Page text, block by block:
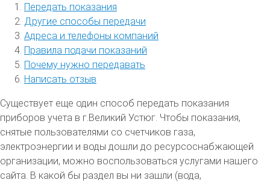
Передать показания
Другие способы передачи
Адреса и телефоны компаний
Правила подачи показаний
Почему нужно передавать
Написать отзыв
Существует еще один способ передать показания
приборов учета в г.Великий Устюг. Чтобы показания,
снятые пользователями со счетчиков газа,
электроэнергии и воды дошли до ресурсоснабжающей
организации, можно воспользоваться услугами нашего
сайта. В какой бы раздел вы ни зашли (вода,